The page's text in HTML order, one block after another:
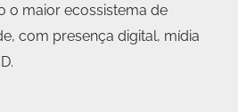
o maior ecossistema de
com presença digital, mídia